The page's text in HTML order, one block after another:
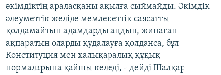
әкімдіктің араласқаны ақылға сыймайды. Әкімдік
әлеуметтік желіде мемлекеттік саясатты
қолдамайтын адамдарды аңдып, жинаған
ақпаратын оларды қудалауға қолданса, бұл
Конституция мен халықаралық құқық
нормаларына қайшы келеді, - дейді Шалқар